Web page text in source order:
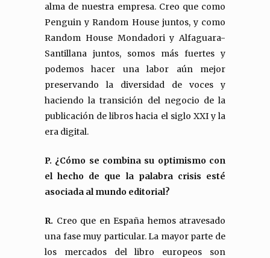
alma de nuestra empresa. Creo que como
Penguin y Random House juntos, y como
Random House Mondadori y Alfaguara-
Santillana juntos, somos más fuertes y
podemos hacer una labor aún mejor
preservando la diversidad de voces y
haciendo la transición del negocio de la
publicación de libros hacia el siglo XXI y la
era digital.
P. ¿Cómo se combina su optimismo con
el hecho de que la palabra crisis esté
asociada al mundo editorial?
R. Creo que en España hemos atravesado
una fase muy particular. La mayor parte de
los mercados del libro europeos son